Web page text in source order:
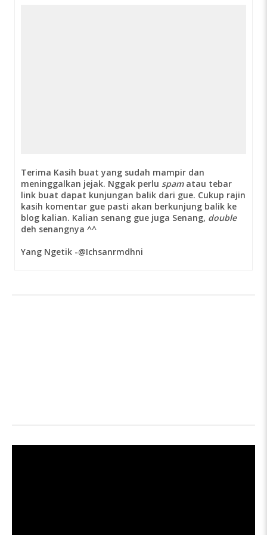
Terima Kasih buat yang sudah mampir dan
meninggalkan jejak. Nggak perlu spamatau tebar
link buat dapat kunjungan balik dari gue. Cukup rajin
kasih komentar gue pasti akan berkunjung balik ke
blog kalian. Kalian senang gue juga Senang, double
deh senangnya ^^
Yang Ngetik -@Ichsanrmdhni